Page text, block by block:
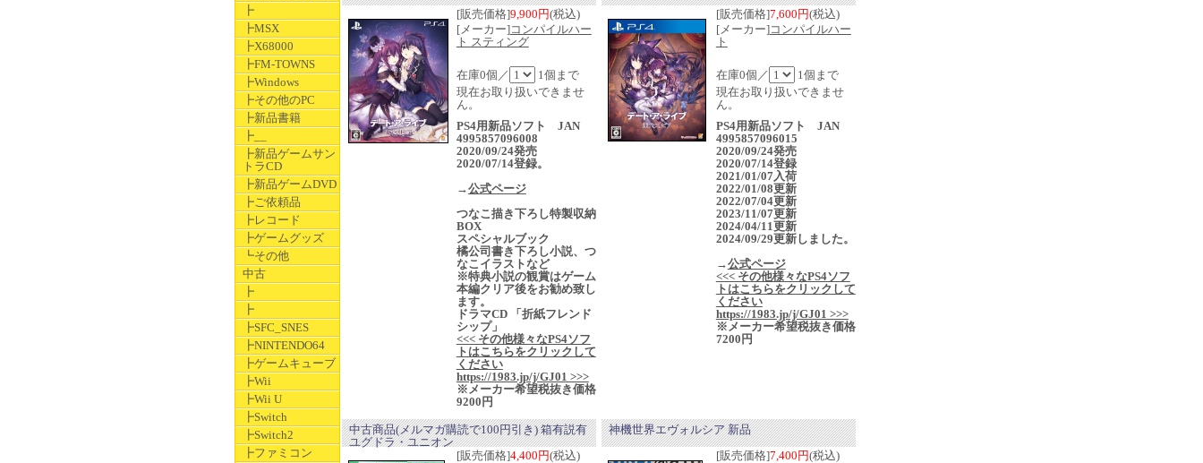
┣
┣MSX
┣X68000
┣FM-TOWNS
┣Windows
┣その他のPC
┣新品書籍
┣__
┣新品ゲームサン
トラCD
┣新品ゲームDVD
┣ご依頼品
┣レコード
┣ゲームグッズ
┗その他
中古
┣
┣
┣SFC_SNES
┣NINTENDO64
┣ゲームキューブ
┣Wii
┣Wii U
┣Switch
┣Switch2
┣ファミコン
[販売価格]9,900円(税込)
[メーカー]コンパイルハー
ト スティング
在庫0個／
1個まで
現在お取り扱いできませ
ん。
PS4用新品ソフト JAN
4995857096008
2020/09/24発売
2020/07/14登録。
→公式ページ
つなこ描き下ろし特製収納
BOX
スペシャルブック
橘公司書き下ろし小説、つ
なこイラストなど
※特典小説の観賞はゲーム
本編クリア後をお勧め致し
ます。
ドラマCD 「折紙フレンド
シップ」
<<< その他様々なPS4ソフ
トはこちらをクリックして
ください
https://1983.jp/j/GJ01 >>>
※メーカー希望税抜き価格
9200円
[販売価格]7,600円(税込)
[メーカー]コンパイルハー
ト
在庫0個／
1個まで
現在お取り扱いできませ
ん。
PS4用新品ソフト JAN
4995857096015
2020/09/24発売
2020/07/14登録
2021/01/07入荷
2022/01/08更新
2022/07/04更新
2023/11/07更新
2024/04/11更新
2024/09/29更新しました。
→公式ページ
<<< その他様々なPS4ソフ
トはこちらをクリックして
ください
https://1983.jp/j/GJ01 >>>
※メーカー希望税抜き価格
7200円
中古商品(メルマガ購読で100円引き) 箱有説有
ユグドラ・ユニオン
[販売価格]4,400円(税込)
神機世界エヴォルシア 新品
[販売価格]7,400円(税込)